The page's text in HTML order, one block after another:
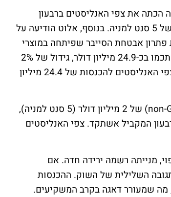
הכתה את צפי האנליסטים ברבעון
הרביעי עם הכנסות של כ-24 מיליון דולר לצד מעבר לרווח נקי של 5 סנט למניה. בנוסף, אלוט הודיעה על
אבטחת הסייבר שפיתחה במוצרי
הרשת של ורייזון. הכנסות החברה ברבעון הרביעי של 2024 הסתכמו בכ-24.9 מיליון דולר, גידול של 2%
בהשוואה לכ-24.3 מיליון דולר ברבעון המקביל אשתקד ועמל צפי האנליסטים להכנסות של 24.4 מיליון
בשורה התחתונה רשמה החברה מעבר לרווח נקי מתואם (non-GAAP) של 2 מיליון דולר (5 סנט למניה),
מיליון דולר (43 סנט למניה) ברבעון המקביל אשתקד. צפי האנליסטים
מנייתה רשמה ירידה חדה. אם
השלילית של השוק. ההכנסות
מה שמעורר דאגה בקרב המשקיעים.